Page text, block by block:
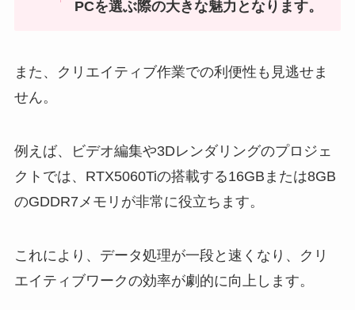
PCを選ぶ際の大きな魅力となります。
また、クリエイティブ作業での利便性も見逃せま
せん。
例えば、ビデオ編集や3Dレンダリングのプロジェ
クトでは、RTX5060Tiの搭載する16GBまたは8GB
のGDDR7メモリが非常に役立ちます。
これにより、データ処理が一段と速くなり、クリ
エイティブワークの効率が劇的に向上します。